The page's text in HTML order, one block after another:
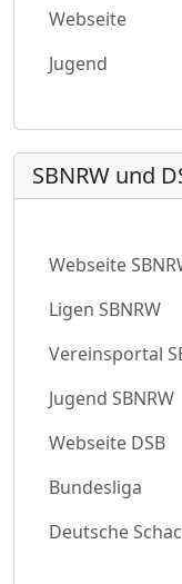
Webseite
Jugend
SBNRW und
Webseite
Ligen SBNRW
Vereinsportal
Jugend SBNRW
Webseite DSB
Bundesliga
Deutsche